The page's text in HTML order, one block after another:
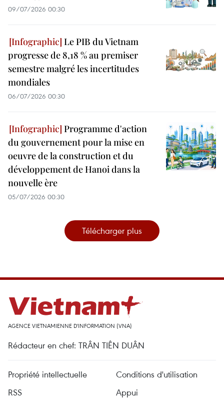
09/07/2026 00:30
Le PIB du Vietnam
progresse de 8,18 % au premiser
semestre malgré les incertitudes
mondiales
06/07/2026 00:30
Programme d'action
du gouvernement pour la mise en
oeuvre de la construction et du
développement de Hanoi dans la
nouvelle ère
05/07/2026 00:30
Télécharger plus
AGENCE VIETNAMIENNE D'INFORMATION (VNA)
Rédacteur en chef: TRÂN TIÊN DUÂN
Propriété intellectuelle
Conditions d'utilisation
RSS
Appui